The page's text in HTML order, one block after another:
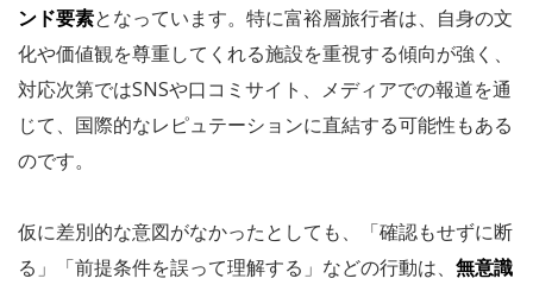
ンド要素となっています。特に富裕層旅行者は、自身の文
化や価値観を尊重してくれる施設を重視する傾向が強く、
対応次第ではSNSや口コミサイト、メディアでの報道を通
じて、国際的なレピュテーションに直結する可能性もある
のです。
仮に差別的な意図がなかったとしても、「確認もせずに断
る」「前提条件を誤って理解する」などの行動は、 無意識